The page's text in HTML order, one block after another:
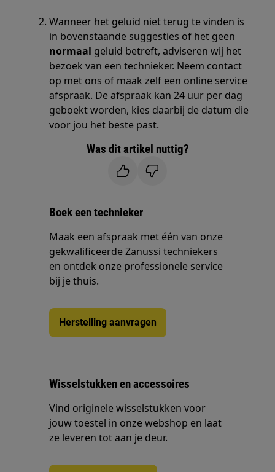
Wanneer het geluid niet terug te vinden is
in bovenstaande suggesties of het geen
normaal geluid betreft, adviseren wij het
bezoek van een technieker. Neem contact
op met ons of maak zelf een online service
afspraak. De afspraak kan 24 uur per dag
geboekt worden, kies daarbij de datum die
voor jou het beste past.
Was dit artikel nuttig?
Boek een technieker
Maak een afspraak met één van onze
gekwalificeerde Zanussi techniekers
en ontdek onze professionele service
bij je thuis.
Herstelling aanvragen
Wisselstukken en accessoires
Vind originele wisselstukken voor
jouw toestel in onze webshop en laat
ze leveren tot aan je deur.